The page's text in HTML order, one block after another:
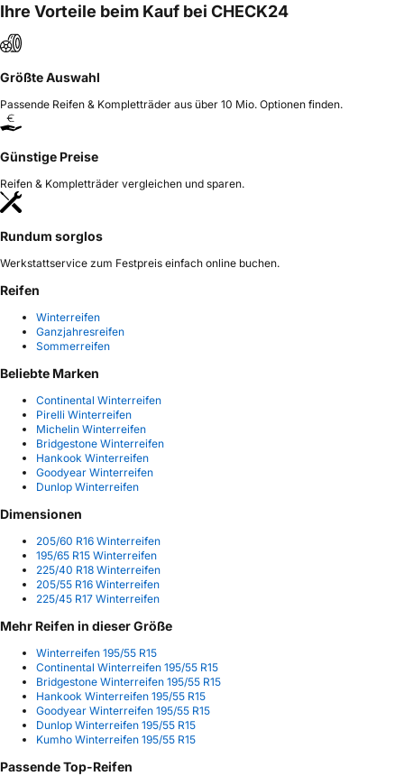
Ihre Vorteile beim Kauf bei CHECK24
Größte Auswahl
Passende Reifen & Kompletträder aus über 10 Mio. Optionen finden.
Günstige Preise
Reifen & Kompletträder vergleichen und sparen.
Rundum sorglos
Werkstattservice zum Festpreis einfach online buchen.
Reifen
Winterreifen
Ganzjahresreifen
Sommerreifen
Beliebte Marken
Continental Winterreifen
Pirelli Winterreifen
Michelin Winterreifen
Bridgestone Winterreifen
Hankook Winterreifen
Goodyear Winterreifen
Dunlop Winterreifen
Dimensionen
205/60 R16 Winterreifen
195/65 R15 Winterreifen
225/40 R18 Winterreifen
205/55 R16 Winterreifen
225/45 R17 Winterreifen
Mehr Reifen in dieser Größe
Winterreifen 195/55 R15
Continental Winterreifen 195/55 R15
Bridgestone Winterreifen 195/55 R15
Hankook Winterreifen 195/55 R15
Goodyear Winterreifen 195/55 R15
Dunlop Winterreifen 195/55 R15
Kumho Winterreifen 195/55 R15
Passende Top-Reifen